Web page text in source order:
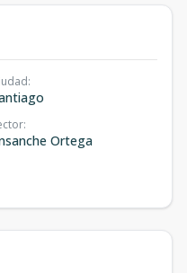
:
:
Ortega